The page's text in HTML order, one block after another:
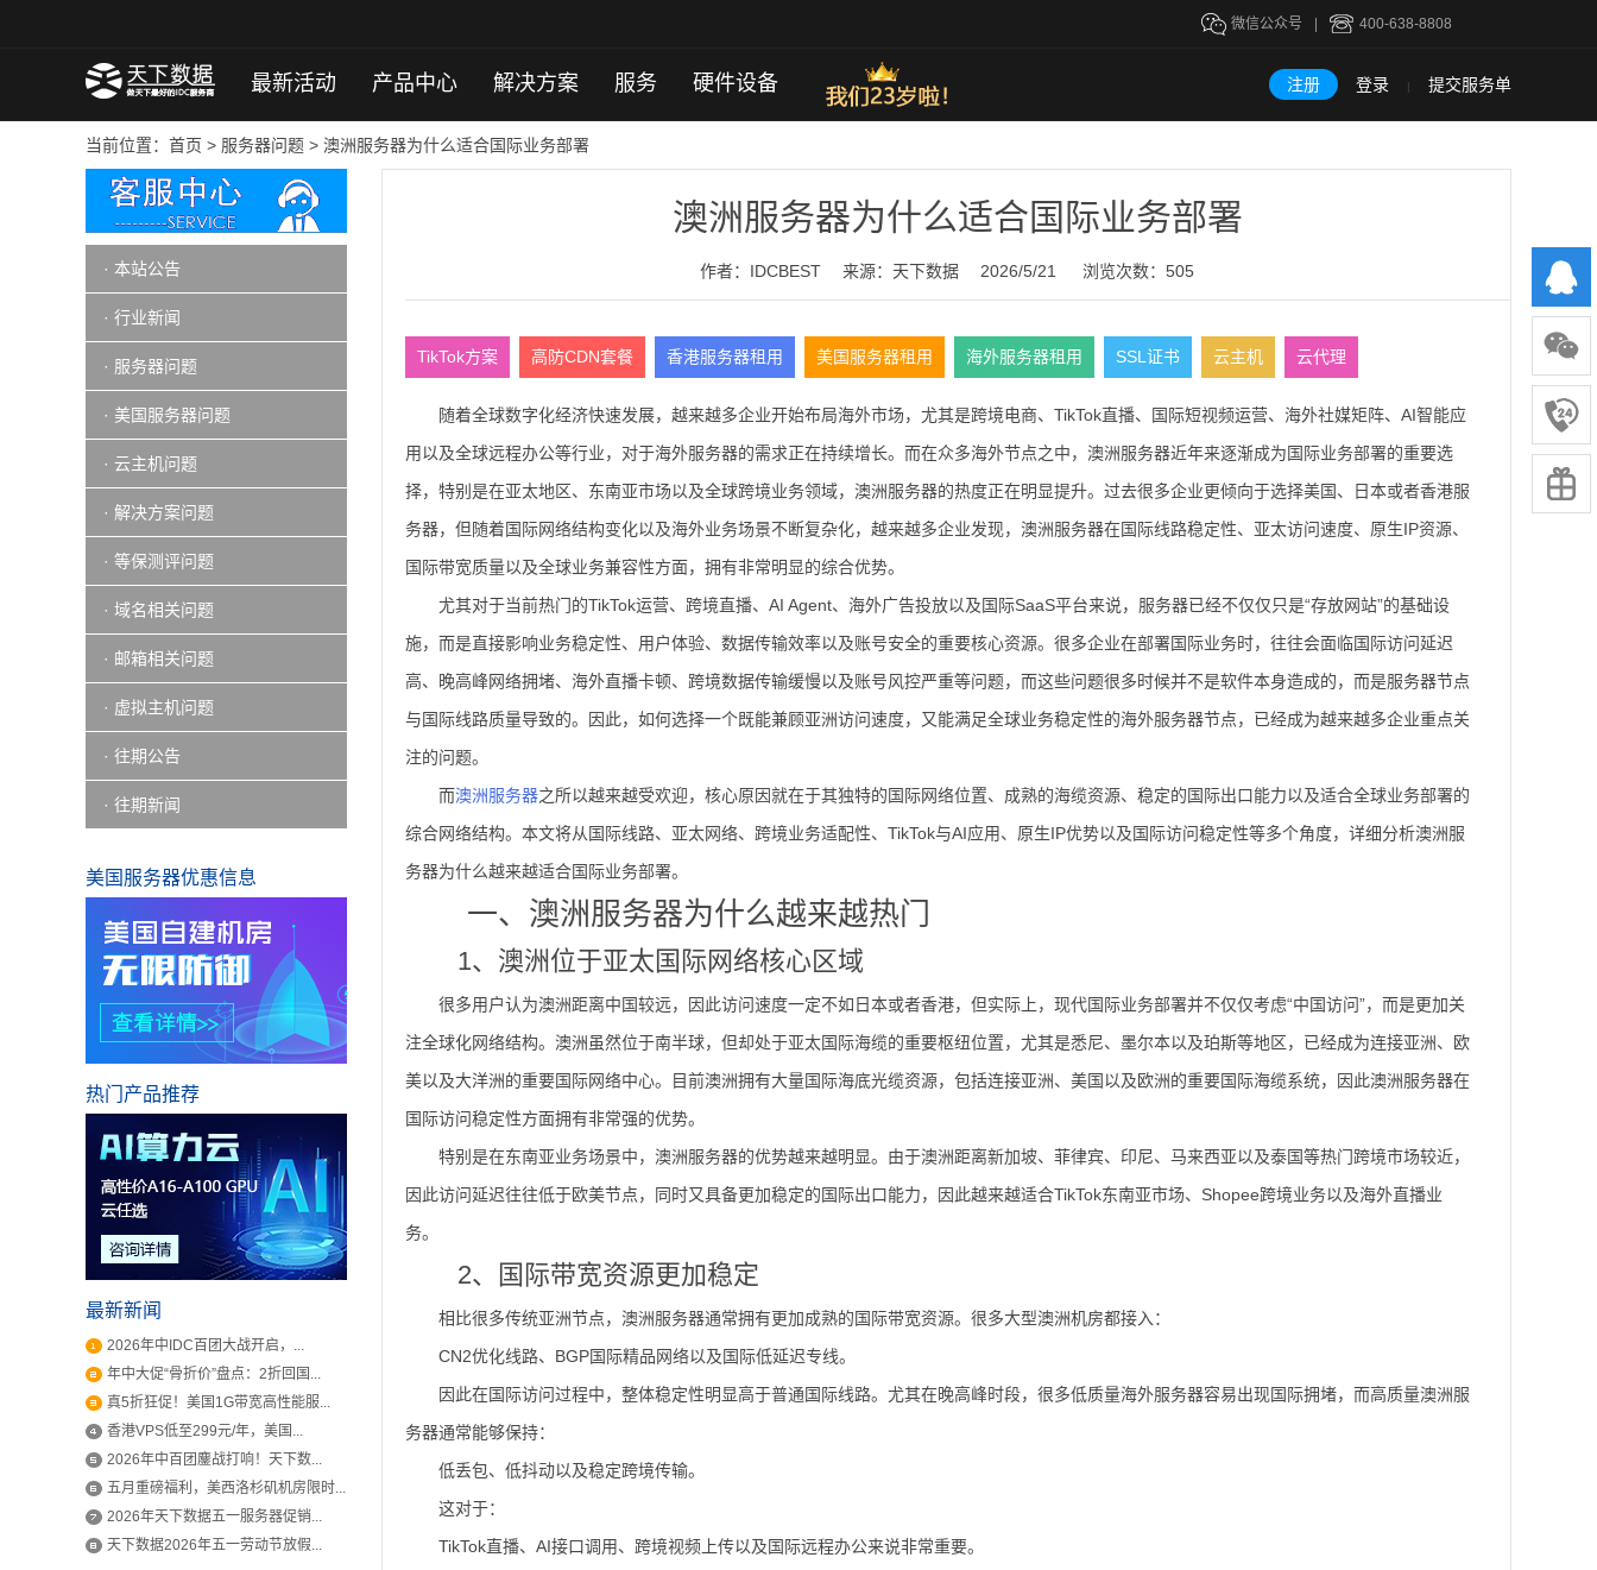
400-638-8808
微信公众号
最新活动 产品中心 解决方案 服务 硬件设备 注册 登录 | 提交服务单
当前位置： 首页 > 服务器问题 > 澳洲服务器为什么适合国际业务部署
· 本站公告
· 行业新闻
· 服务器问题
· 美国服务器问题
· 云主机问题
· 解决方案问题
· 等保测评问题
· 域名相关问题
· 邮箱相关问题
· 虚拟主机问题
· 往期公告
· 往期新闻
美国服务器优惠信息
热门产品推荐
最新新闻
2026年中IDC百团大战开启，...
年中大促“骨折价”盘点：2折回国...
真5折狂促！美国1G带宽高性能服...
香港VPS低至299元/年，美国...
2026年中百团鏖战打响！天下数...
五月重磅福利，美西洛杉矶机房限时...
2026年天下数据五一服务器促销...
天下数据2026年五一劳动节放假...
澳洲服务器为什么适合国际业务部署
作者：IDCBEST 来源： 天下数据 2026/5/21 浏览次数：505
TikTok方案 高防CDN套餐 香港服务器租用 美国服务器租用 海外服务器租用 SSL证书 云主机 云代理
随着全球数字化经济快速发展，越来越多企业开始布局海外市场，尤其是跨境电商、TikTok直播、国际短视频运营、海外社媒矩阵、AI智能应
用以及全球远程办公等行业，对于海外服务器的需求正在持续增长。而在众多海外节点之中，澳洲服务器近年来逐渐成为国际业务部署的重要选
择，特别是在亚太地区、东南亚市场以及全球跨境业务领域，澳洲服务器的热度正在明显提升。过去很多企业更倾向于选择美国、日本或者香港服
务器，但随着国际网络结构变化以及海外业务场景不断复杂化，越来越多企业发现，澳洲服务器在国际线路稳定性、亚太访问速度、原生IP资源、
国际带宽质量以及全球业务兼容性方面，拥有非常明显的综合优势。
尤其对于当前热门的TikTok运营、跨境直播、AI Agent、海外广告投放以及国际SaaS平台来说，服务器已经不仅仅只是“存放网站”的基础设
施，而是直接影响业务稳定性、用户体验、数据传输效率以及账号安全的重要核心资源。很多企业在部署国际业务时，往往会面临国际访问延迟
高、晚高峰网络拥堵、海外直播卡顿、跨境数据传输缓慢以及账号风控严重等问题，而这些问题很多时候并不是软件本身造成的，而是服务器节点
与国际线路质量导致的。因此，如何选择一个既能兼顾亚洲访问速度，又能满足全球业务稳定性的海外服务器节点，已经成为越来越多企业重点关
注的问题。
而澳洲服务器之所以越来越受欢迎，核心原因就在于其独特的国际网络位置、成熟的海缆资源、稳定的国际出口能力以及适合全球业务部署的
综合网络结构。本文将从国际线路、亚太网络、跨境业务适配性、TikTok与AI应用、原生IP优势以及国际访问稳定性等多个角度，详细分析澳洲服
务器为什么越来越适合国际业务部署。
一、澳洲服务器为什么越来越热门
1、澳洲位于亚太国际网络核心区域
很多用户认为澳洲距离中国较远，因此访问速度一定不如日本或者香港，但实际上，现代国际业务部署并不仅仅考虑“中国访问”，而是更加关
注全球化网络结构。澳洲虽然位于南半球，但却处于亚太国际海缆的重要枢纽位置，尤其是悉尼、墨尔本以及珀斯等地区，已经成为连接亚洲、欧
美以及大洋洲的重要国际网络中心。目前澳洲拥有大量国际海底光缆资源，包括连接亚洲、美国以及欧洲的重要国际海缆系统，因此澳洲服务器在
国际访问稳定性方面拥有非常强的优势。
特别是在东南亚业务场景中，澳洲服务器的优势越来越明显。由于澳洲距离新加坡、菲律宾、印尼、马来西亚以及泰国等热门跨境市场较近，
因此访问延迟往往低于欧美节点，同时又具备更加稳定的国际出口能力，因此越来越适合TikTok东南亚市场、Shopee跨境业务以及海外直播业
务。
2、国际带宽资源更加稳定
相比很多传统亚洲节点，澳洲服务器通常拥有更加成熟的国际带宽资源。很多大型澳洲机房都接入：
CN2优化线路、BGP国际精品网络以及国际低延迟专线。
因此在国际访问过程中，整体稳定性明显高于普通国际线路。尤其在晚高峰时段，很多低质量海外服务器容易出现国际拥堵，而高质量澳洲服
务器通常能够保持：
低丢包、低抖动以及稳定跨境传输。
这对于：
TikTok直播、AI接口调用、跨境视频上传以及国际远程办公来说非常重要。